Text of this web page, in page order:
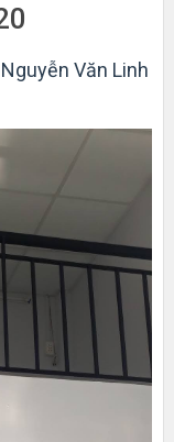
Văn Linh